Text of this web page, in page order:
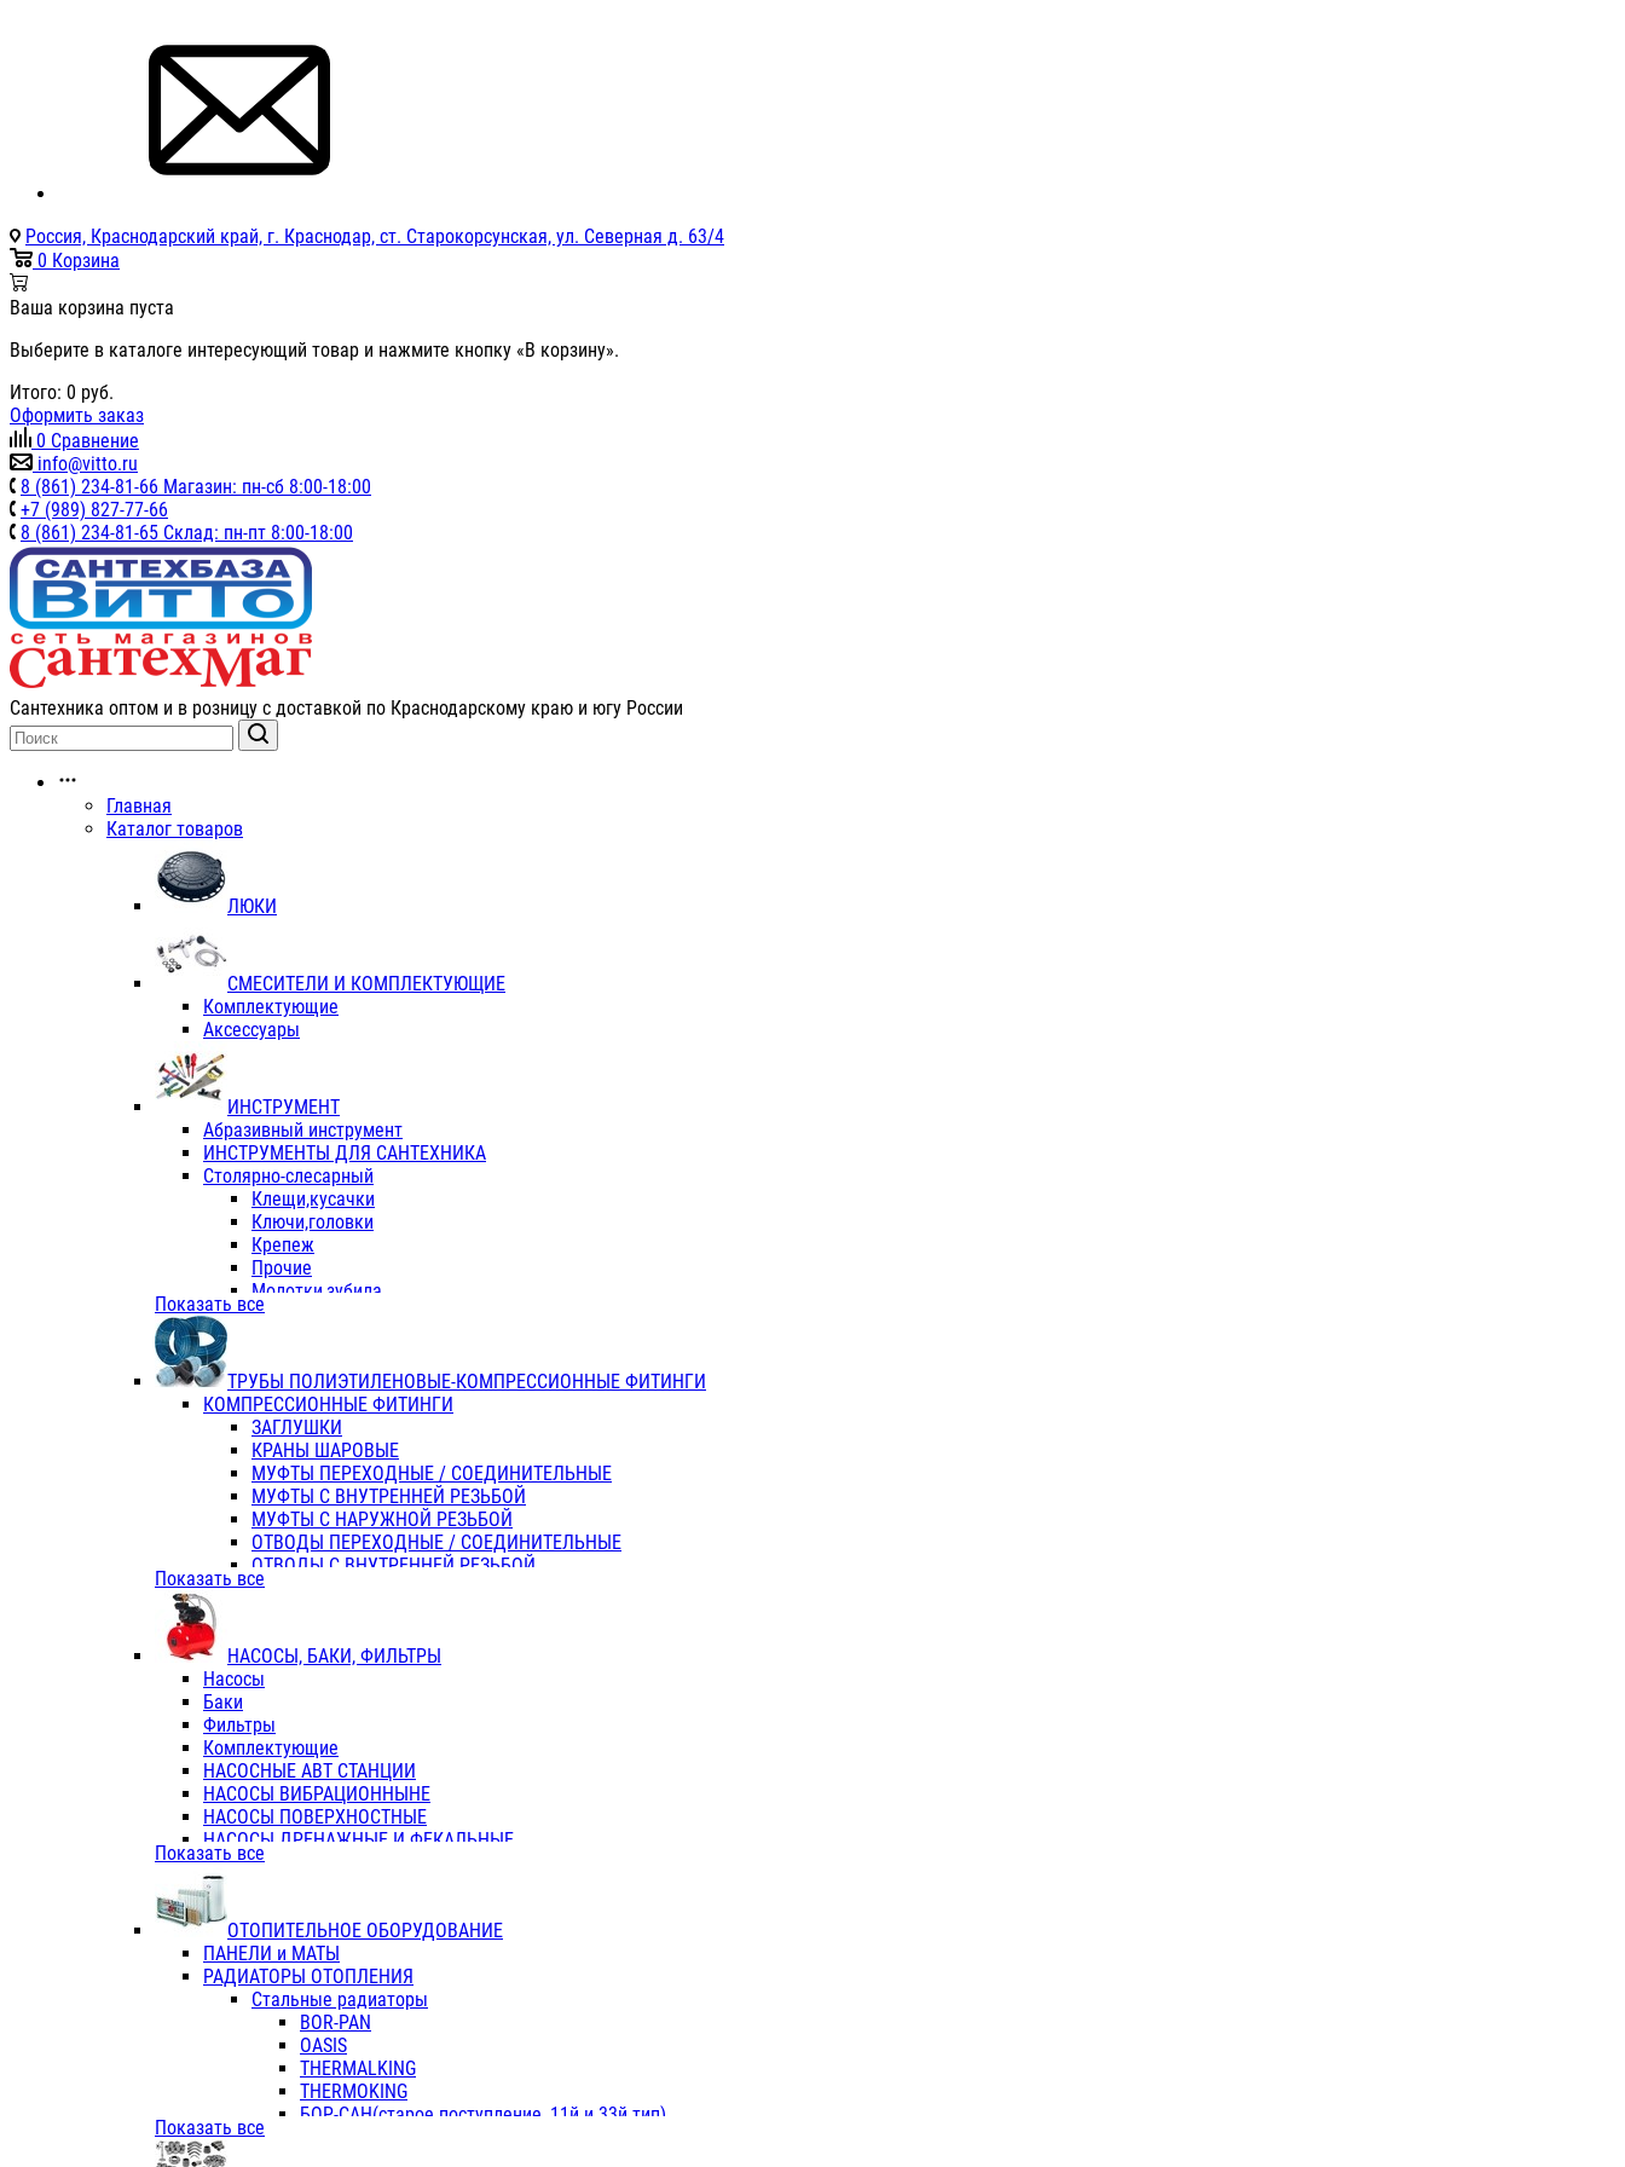
Россия, Краснодарский край, г. Краснодар, ст. Старокорсунская, ул. Северная д. 63/4
0 Корзина
Ваша корзина пуста
Выберите в каталоге интересующий товар и нажмите кнопку «В корзину».
Итого: 0 руб.
Оформить заказ
0 Сравнение
info@vitto.ru
8 (861) 234-81-66 Магазин: пн-сб 8:00-18:00
+7 (989) 827-77-66
8 (861) 234-81-65 Склад: пн-пт 8:00-18:00
Сантехника оптом и в розницу с доставкой по Краснодарскому краю и югу России
Главная
Каталог товаров
ЛЮКИ
СМЕСИТЕЛИ И КОМПЛЕКТУЮЩИЕ
Комплектующие
Аксессуары
ИНСТРУМЕНТ
Абразивный инструмент
ИНСТРУМЕНТЫ ДЛЯ САНТЕХНИКА
Столярно-слесарный
Клещи,кусачки
Ключи,головки
Крепеж
Прочие
Молотки,зубила
Пассатижи,тонкогубцы,утконосы
Отвертки
Хоз. инвентарь
ЭЛ. ИНСТРУМЕНТ OASIS
Показать все
ТРУБЫ ПОЛИЭТИЛЕНОВЫЕ-КОМПРЕССИОННЫЕ ФИТИНГИ
КОМПРЕССИОННЫЕ ФИТИНГИ
ЗАГЛУШКИ
КРАНЫ ШАРОВЫЕ
МУФТЫ ПЕРЕХОДНЫЕ / СОЕДИНИТЕЛЬНЫЕ
МУФТЫ С ВНУТРЕННЕЙ РЕЗЬБОЙ
МУФТЫ С НАРУЖНОЙ РЕЗЬБОЙ
ОТВОДЫ ПЕРЕХОДНЫЕ / СОЕДИНИТЕЛЬНЫЕ
ОТВОДЫ С ВНУТРЕННЕЙ РЕЗЬБОЙ
ОТВОДЫ С НАРУЖНОЙ РЕЗЬБОЙ
ТРОЙНИКИ ПЕРЕХОДНЫЕ / СОЕДИНИТЕЛЬНЫЕ
ТРОЙНИКИ С ВНУТРЕННЕЙ РЕЗЬБОЙ
КОЛЬЦА РЕЗИНОВЫЕ
ТРУБЫ НАПОРНЫЕ
ТРУБЫ ГОФРИРОВАННЫЕ ДВУХСЛ.
ТРУБЫ ПОЛИЭТИЛЕНОВЫЕ
Показать все
НАСОСЫ, БАКИ, ФИЛЬТРЫ
Насосы
Баки
Фильтры
Комплектующие
НАСОСНЫЕ АВТ СТАНЦИИ
НАСОСЫ ВИБРАЦИОННЫНЕ
НАСОСЫ ПОВЕРХНОСТНЫЕ
НАСОСЫ ДРЕНАЖНЫЕ И ФЕКАЛЬНЫЕ
НАСОСЫ ПОВЫСИТ и ЦИРКУЛЯЦИОННЫЕ
НАСОСЫ СКВАЖИННЫЕ
Показать все
ОТОПИТЕЛЬНОЕ ОБОРУДОВАНИЕ
ПАНЕЛИ и МАТЫ
РАДИАТОРЫ ОТОПЛЕНИЯ
Стальные радиаторы
BOR-PAN
OASIS
THERMALKING
THERMOKING
БОР-САН(старое поступление, 11й и 33й тип)
Показать все